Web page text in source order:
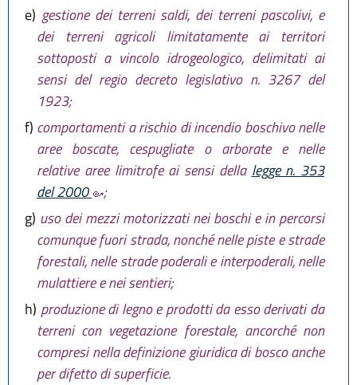
e) gestione dei terreni saldi, dei terreni pascolivi, e
dei terreni agricoli limitatamente ai territori
sottoposti a vincolo idrogeologico, delimitati ai
sensi del regio decreto legislativo n. 3267 del
1923;
f) comportamenti a rischio di incendio boschivo nelle
aree boscate, cespugliate o arborate e nelle
relative aree limitrofe ai sensi della legge n. 353
del 2000
;
g) uso dei mezzi motorizzati nei boschi e in percorsi
comunque fuori strada, nonché nelle piste e strade
forestali, nelle strade poderali e interpoderali, nelle
mulattiere e nei sentieri;
h) produzione di legno e prodotti da esso derivati da
terreni con vegetazione forestale, ancorché non
compresi nella definizione giuridica di bosco anche
per difetto di superficie.